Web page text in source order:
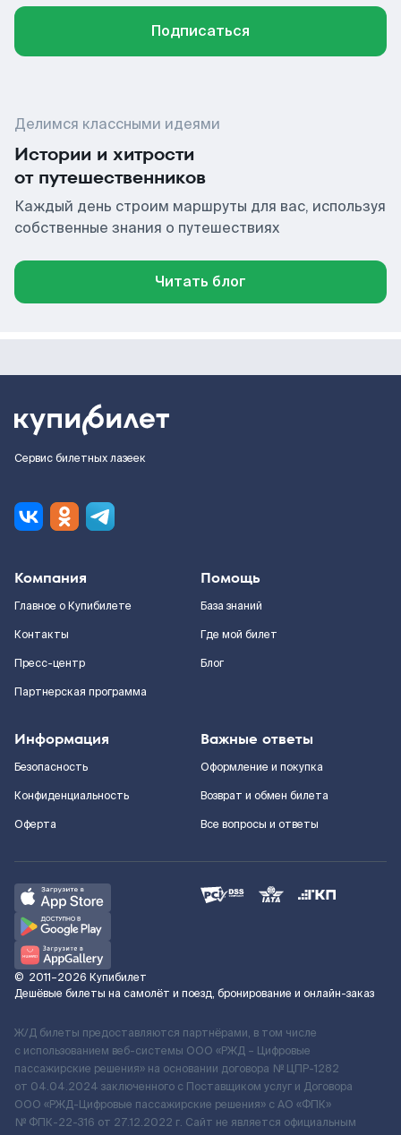
Подписаться
Делимся классными идеями
Истории и хитрости
от путешественников
Каждый день строим маршруты для вас, используя
собственные знания о путешествиях
Читать блог
Сервис билетных лазеек
Компания
Главное о Купибилете
Контакты
Пресс-центр
Партнерская программа
Помощь
База знаний
Где мой билет
Блог
Информация
Безопасность
Конфиденциальность
Оферта
Важные ответы
Оформление и покупка
Возврат и обмен билета
Все вопросы и ответы
© 2011–2026 Купибилет
Дешёвые билеты на самолёт и поезд, бронирование и онлайн-заказ
Ж/Д билеты предоставляются партнёрами, в том числе
с использованием веб-системы ООО «РЖД – Цифровые
пассажирские решения» на основании договора № ЦПР-1282
от 04.04.2024 заключенного с Поставщиком услуг и Договора
ООО «РЖД-Цифровые пассажирские решения» c АО «ФПК»
№ ФПК-22-316 от 27.12.2022 г. Сайт не является официальным